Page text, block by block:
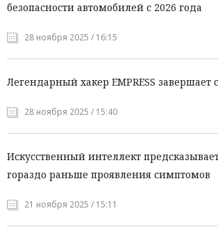
безопасности автомобилей с 2026 года
28 ноября 2025 / 16:15
Легендарный хакер EMPRESS завершает
28 ноября 2025 / 15:40
Искусственный интеллект
гораздо раньше проявления симптомов
21 ноября 2025 / 15:11